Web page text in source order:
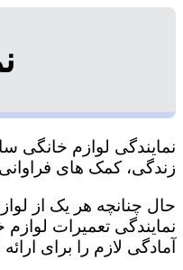
نمایندگی لوازم خانگی
زندگی، کمک های فراوانی ارائه
حال چنانچه هر یک از
نمایندگی تعمیرات
آمادگی لازم را برای